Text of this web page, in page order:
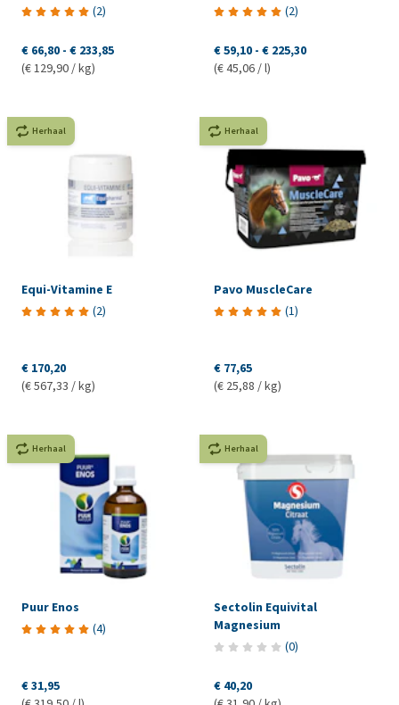
(2)
€ 66,80 - € 233,85
(€ 129,90 / kg)
(2)
€ 59,10 - € 225,30
(€ 45,06 / l)
Herhaal
Equi-Vitamine E
(2)
€ 170,20
(€ 567,33 / kg)
Herhaal
Pavo MuscleCare
(1)
€ 77,65
(€ 25,88 / kg)
Herhaal
Puur Enos
(4)
€ 31,95
Herhaal
Sectolin Equivital
Magnesium
(0)
€ 40,20